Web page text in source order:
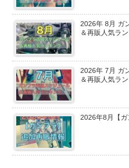
2026年 8月 ガ
＆再販人気ラ
2026年 7月 ガ
＆再販人気ラ
2026年8月【